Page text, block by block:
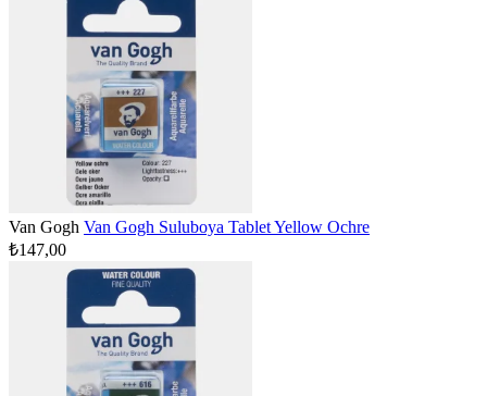
Van Gogh Van Gogh Suluboya Tablet Yellow Ochre
₺147,00